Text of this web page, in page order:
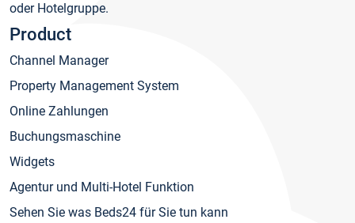
oder Hotelgruppe.
Product
Channel Manager
Property Management System
Online Zahlungen
Buchungsmaschine
Widgets
Agentur und Multi-Hotel Funktion
Sehen Sie was Beds24 für Sie tun kann